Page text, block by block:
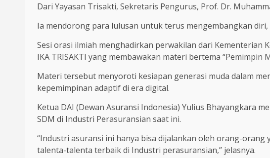
Dari Yayasan Trisakti, Sekretaris Pengurus, Prof. Dr.
Ia mendorong para lulusan untuk terus mengembangkan
Sesi orasi ilmiah menghadirkan perwakilan dari Kementerian
IKA TRISAKTI yang membawakan materi bertema “Pemimpin
Materi tersebut menyoroti kesiapan generasi muda dalam
kepemimpinan adaptif di era digital.
Ketua DAI (Dewan Asuransi Indonesia) Yulius Bhayangkara
SDM di Industri Perasuransian saat ini.
“Industri asuransi ini hanya bisa dijalankan oleh orang-
talenta-talenta terbaik di Industri perasuransian,” jelasnya.